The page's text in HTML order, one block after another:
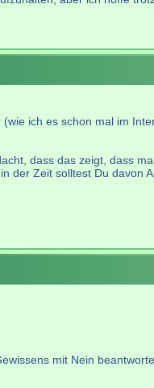
ich es schon mal im
dass das zeigt, dass
der Zeit solltest Du davon
mit Nein